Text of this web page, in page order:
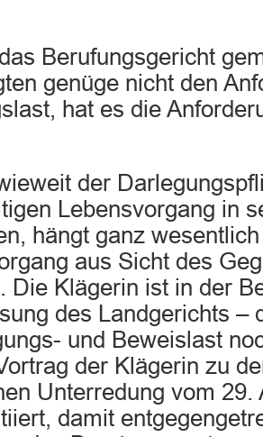
Berufungsgericht
genüge nicht den
hat es die
der
Lebensvorgang in
hängt ganz
aus Sicht des
Die Klägerin ist in der
des Landgerichts –
und Beweislast
der Klägerin zu
Unterredung vom 29.
damit